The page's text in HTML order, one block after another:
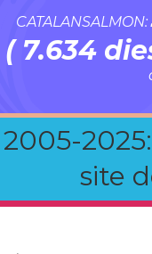
CATALANSALMON:
( 7.634
2005-
site